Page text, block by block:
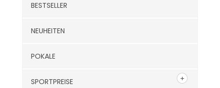
BESTSELLER
NEUHEITEN
POKALE
SPORTPREISE